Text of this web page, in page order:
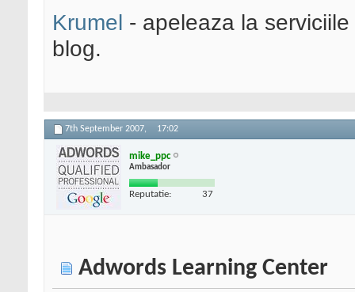
Krumel - apeleaza la
blog.
7th September 2007, 17:02
mike_ppc
Ambasador
Reputatie: 37
Adwords Learning Center